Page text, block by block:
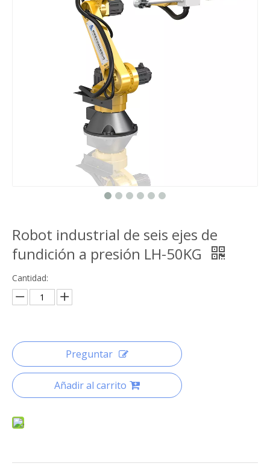
Robot industrial de seis ejes de
fundición a presión LH-50KG
Cantidad:
Preguntar
Añadir al carrito